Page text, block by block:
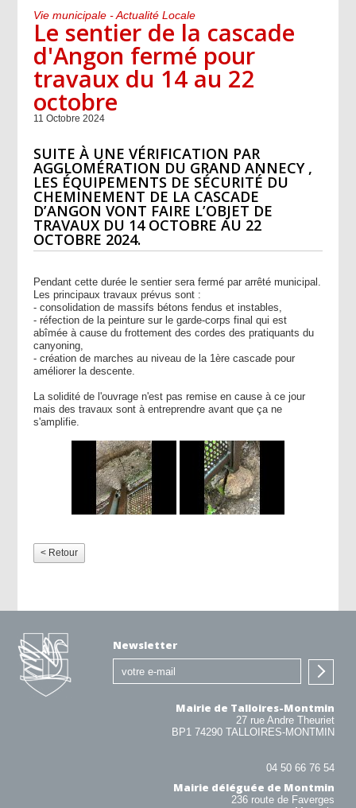
Vie municipale - Actualité Locale
Le sentier de la cascade
d'Angon fermé pour
travaux du 14 au 22
octobre
11 Octobre 2024
SUITE À UNE VÉRIFICATION PAR
AGGLOMÉRATION DU GRAND ANNECY ,
LES ÉQUIPEMENTS DE SÉCURITÉ DU
CHEMINEMENT DE LA CASCADE
D’ANGON VONT FAIRE L’OBJET DE
TRAVAUX DU 14 OCTOBRE AU 22
OCTOBRE 2024.
Pendant cette durée le sentier sera fermé par arrêté municipal.
Les principaux travaux prévus sont :
- consolidation de massifs bétons fendus et instables,
- réfection de la peinture sur le garde-corps final qui est
abîmée à cause du frottement des cordes des pratiquants du
canyoning,
- création de marches au niveau de la 1ère cascade pour
améliorer la descente.
La solidité de l'ouvrage n'est pas remise en cause à ce jour
mais des travaux sont à entreprendre avant que ça ne
s'amplifie.
< Retour
Newsletter
Mairie de Talloires-Montmin
27 rue Andre Theuriet
BP1 74290 TALLOIRES-MONTMIN
04 50 66 76 54
Mairie déléguée de Montmin
236 route de Faverges